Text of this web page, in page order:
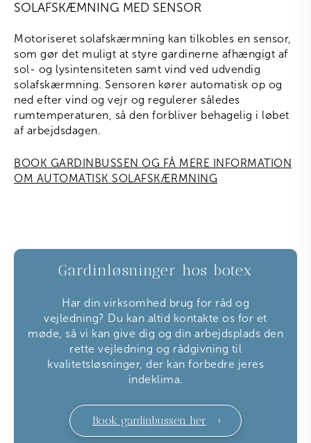
SOLAFSKÆMNING MED SENSOR
Motoriseret solafskærmning kan tilkobles en sensor,
som gør det muligt at styre gardinerne afhængigt af
sol- og lysintensiteten samt vind ved udvendig
solafskærmning. Sensoren kører automatisk op og
ned efter vind og vejr og regulerer således
rumtemperaturen, så den forbliver behagelig i løbet
af arbejdsdagen.
BOOK GARDINBUSSEN OG FÅ MERE INFORMATION
OM AUTOMATISK SOLAFSKÆRMNING
Gardinløsninger hos botex
Har din virksomhed brug for råd og
vejledning? Du kan altid kontakte os for et
møde, så vi kan give dig og din arbejdsplads den
rette vejledning og rådgivning til
kvalitetsløsninger, der kan forbedre jeres
indeklima.
Book gardinbussen her